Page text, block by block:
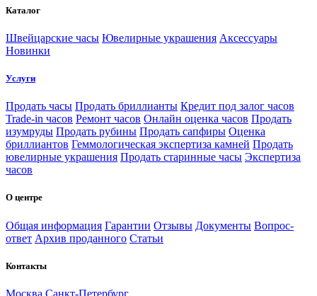
Каталог
Швейцарские часы Ювелирные украшения Аксессуары
Новинки
Услуги
Продать часы Продать бриллианты Кредит под залог часов
Trade-in часов Ремонт часов Онлайн оценка часов Продать
изумруды Продать рубины Продать сапфиры Оценка
бриллиантов Геммологическая экспертиза камней Продать
ювелирные украшения Продать старинные часы Экспертиза
часов
О центре
Общая информация Гарантии Отзывы Документы Вопрос-
ответ Архив проданного Статьи
Контакты
Москва Санкт-Петербург